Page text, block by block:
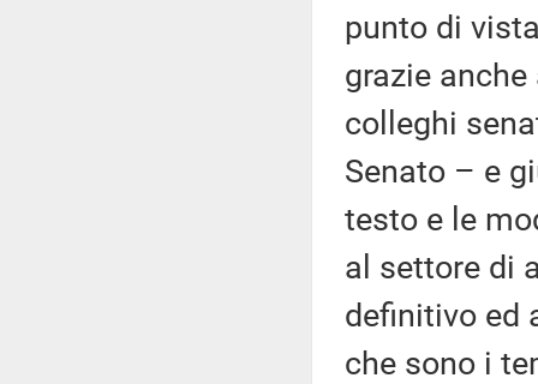
punto di
grazie
colleghi
Senato – e
testo e le
al settore di
definitivo ed
che sono i